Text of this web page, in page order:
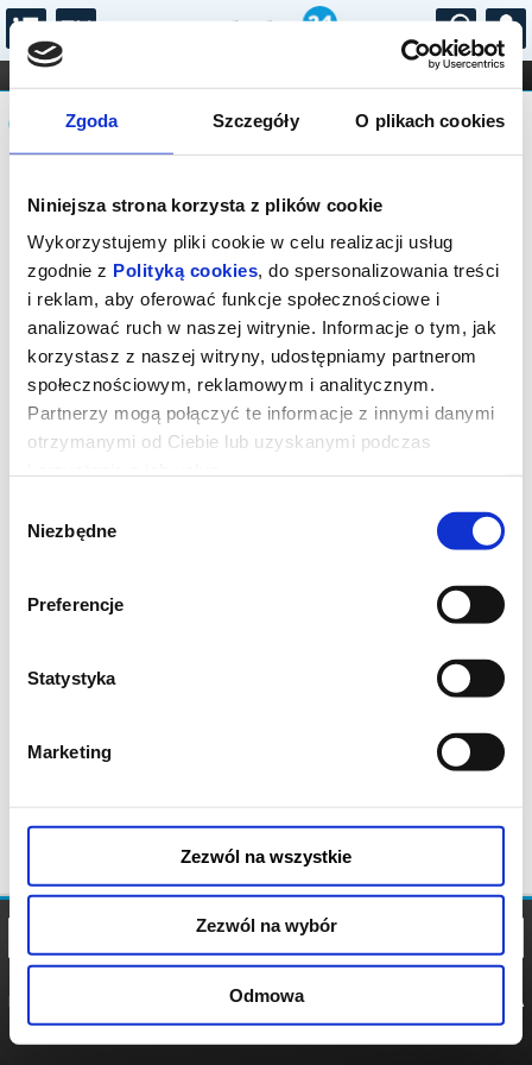
Zgoda Szczegóły O plikach cookies
Niniejsza strona korzysta z plików cookie
Wykorzystujemy pliki cookie w celu realizacji usług
zgodnie z Polityką cookies, do spersonalizowania treści
i reklam, aby oferować funkcje społecznościowe i
analizować ruch w naszej witrynie. Informacje o tym, jak
korzystasz z naszej witryny, udostępniamy partnerom
społecznościowym, reklamowym i analitycznym.
Partnerzy mogą połączyć te informacje z innymi danymi
otrzymanymi od Ciebie lub uzyskanymi podczas
zgody
Niezbędne
Preferencje
Statystyka
Marketing
Zezwól na wszystkie
Zezwól na wybór
Odmowa
...
FILHARMONIA OPERA I BALET
STAND-UP
DLA DZIECI
Komunikat
Sprzedaż biletów on-line na wydarzenie
została zakończona.
POLITYKA
POLITYKA